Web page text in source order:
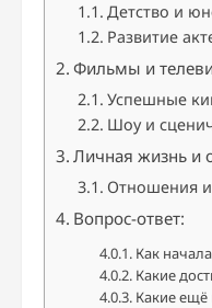
Детство и
Развитие
Фильмы и
Успешные
Шоу и
Личная жизнь и
Отношения
Вопрос-ответ:
Как
Какие
Какие ещё